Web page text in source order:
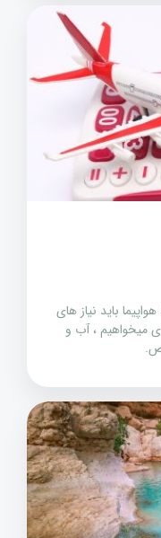
باید نیاز های
میخواهیم ، آب و